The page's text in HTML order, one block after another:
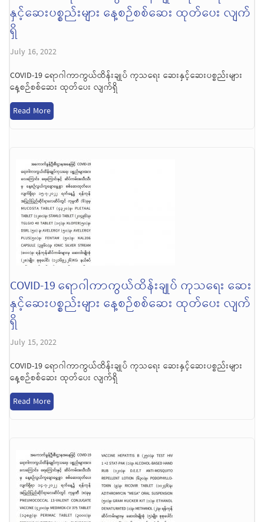
နှင့်ဆေးပစ္စည်းများ နေ့စဉ်စစ်ဆေး ထုတ်ပေး လျက်
ရှိ
July 16, 2022
COVID-19 ရောဂါကာကွယ်ထိန်းချုပ် ကုသရေး ဆေးနှင့်ဆေးပစ္စည်းများ
နေ့စဉ်စစ်ဆေး ထုတ်ပေး လျက်ရှိ
Read More
COVID-19 ရောဂါကာကွယ်ထိန်းချုပ် ကုသရေး ဆေး
နှင့်ဆေးပစ္စည်းများ နေ့စဉ်စစ်ဆေး ထုတ်ပေး လျက်
ရှိ
July 15, 2022
COVID-19 ရောဂါကာကွယ်ထိန်းချုပ် ကုသရေး ဆေးနှင့်ဆေးပစ္စည်းများ
နေ့စဉ်စစ်ဆေး ထုတ်ပေး လျက်ရှိ
Read More